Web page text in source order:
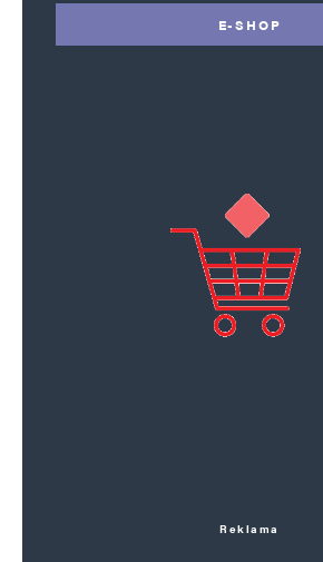
E-SHOP
Reklama